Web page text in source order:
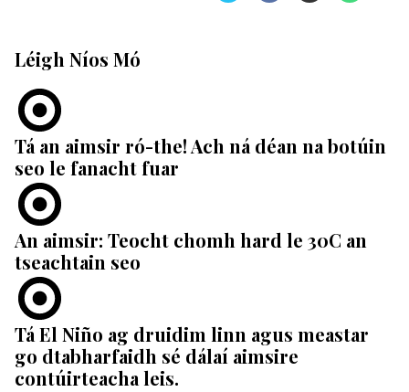
Léigh Níos Mó
Tá an aimsir ró-the! Ach ná déan na botúin
seo le fanacht fuar
An aimsir: Teocht chomh hard le 30C an
tseachtain seo
Tá El Niño ag druidim linn agus meastar
go dtabharfaidh sé dálaí aimsire
contúirteacha leis.